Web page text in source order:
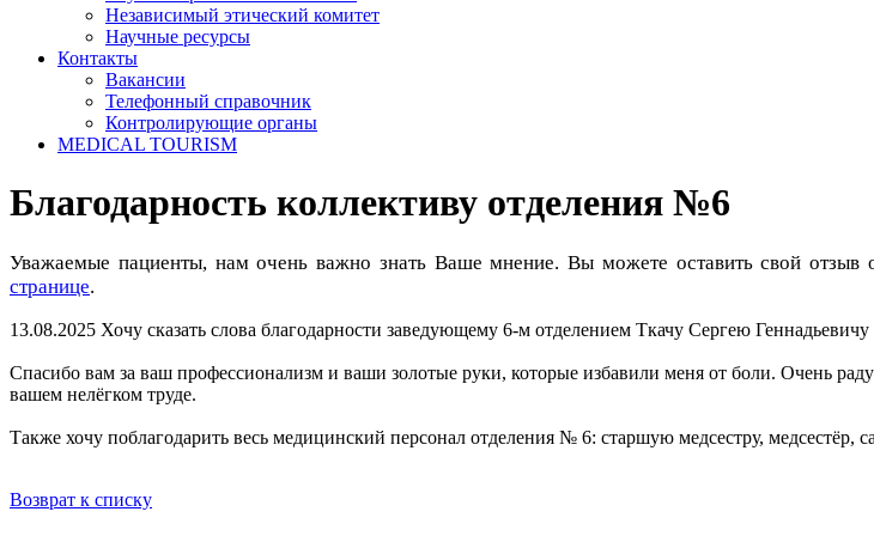
Независимый этический комитет
Научные ресурсы
Контакты
Вакансии
Телефонный справочник
Контролирующие органы
MEDICAL TOURISM
Благодарность коллективу отделения №6
Уважаемые пациенты, нам очень важно знать Ваше мнение. Вы можете оставить свой
странице.
13.08.2025 Хочу сказать слова благодарности заведующему 6-м отделением Ткачу Сергею
Спасибо вам за ваш профессионализм и ваши золотые руки, которые избавили меня от боли. Очень
вашем нелёгком труде.
Также хочу поблагодарить весь медицинский персонал отделения № 6: старшую медсестру, медсестёр,
Возврат к списку